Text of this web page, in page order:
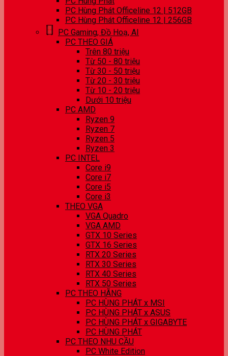
PC Hùng Phát Officeline 12 | 512GB
PC Hùng Phát Officeline 12 | 256GB
PC Gaming, Đồ Hoạ, AI
PC THEO GIÁ
Trên 80 triệu
Từ 50 - 80 triệu
Từ 30 - 50 triệu
Từ 20 - 30 triệu
Từ 10 - 20 triệu
Dưới 10 triệu
PC AMD
Ryzen 9
Ryzen 7
Ryzen 5
Ryzen 3
PC INTEL
Core i9
Core i7
Core i5
Core i3
THEO VGA
VGA Quadro
VGA AMD
GTX 10 Series
GTX 16 Series
RTX 20 Series
RTX 30 Series
RTX 40 Series
RTX 50 Series
PC THEO HÃNG
PC HÙNG PHÁT x MSI
PC HÙNG PHÁT x ASUS
PC HÙNG PHÁT x GIGABYTE
PC HÙNG PHÁT
PC THEO NHU CẦU
PC White Edition